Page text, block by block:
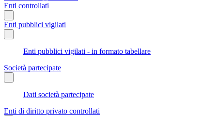
Enti controllati
Enti pubblici vigilati
Enti pubblici vigilati - in formato tabellare
Società partecipate
Dati società partecipate
Enti di diritto privato controllati